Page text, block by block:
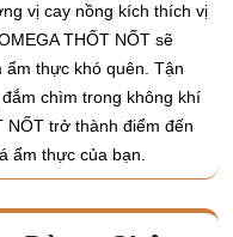
vị cay nồng kích thích vị
THỐT NỐT sẽ
ẩm thực khó quên. Tận
chìm trong không khí
NỐT trở thành điểm đến
ẩm thực của bạn.